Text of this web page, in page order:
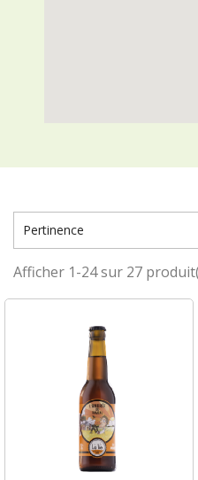
Pertinence
Afficher 1-24 sur 27